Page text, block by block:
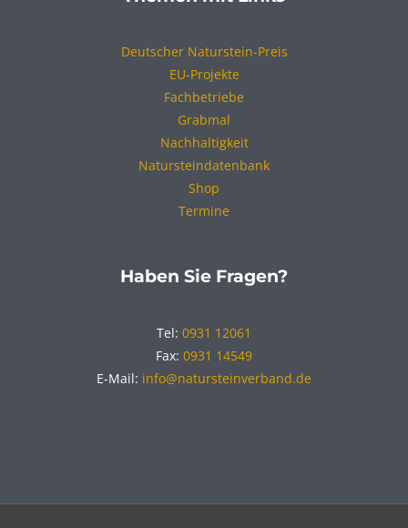
Deutscher Naturstein-Preis
EU-Projekte
Fachbetriebe
Grabmal
Nachhaltigkeit
Natursteindatenbank
Shop
Termine
Haben Sie Fragen?
Tel: 0931 12061
Fax: 0931 14549
E-Mail: info@natursteinverband.de